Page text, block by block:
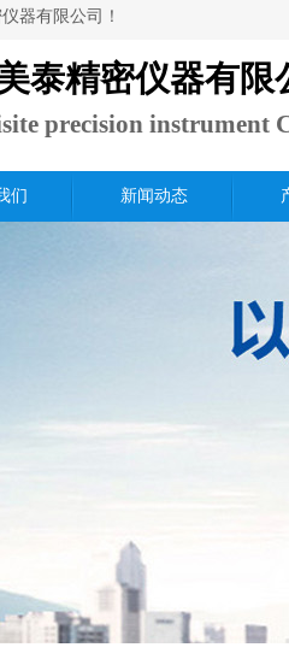
器有限公司！
泰精密仪器有限
precision instrument
们 新闻动态